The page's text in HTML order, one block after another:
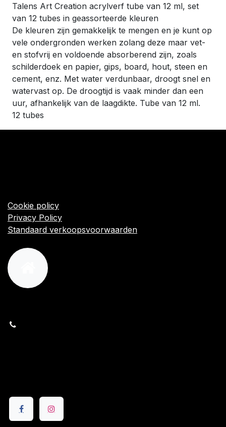
Talens Art Creation acrylverf tube van 12 ml, set
van 12 tubes in geassorteerde kleuren
De kleuren zijn gemakkelijk te mengen en je kunt op
vele ondergronden werken zolang deze maar vet-
en stofvrij en voldoende absorberend zijn, zoals
schilderdoek en papier, gips, board, hout, steen en
cement, enz. Met water verdunbaar, droogt snel en
watervast op. De droogtijd is vaak minder dan een
uur, afhankelijk van de laagdikte. Tube van 12 ml.
12 tubes
Cookie policy
Privacy Policy
Standaard verkoopsvoorwaarden